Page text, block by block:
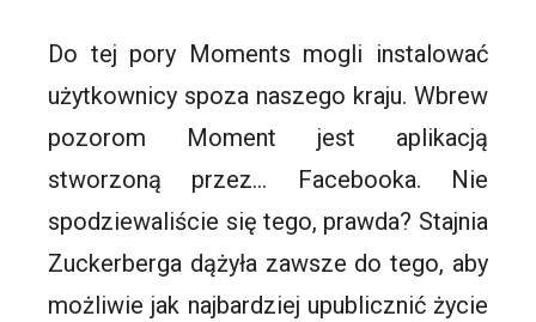
Do tej pory Moments mogli instalować
użytkownicy spoza naszego kraju. Wbrew
pozorom Moment jest aplikacją
stworzoną przez… Facebooka. Nie
spodziewaliście się tego, prawda? Stajnia
Zuckerberga dążyła zawsze do tego, aby
możliwie jak najbardziej upublicznić życie